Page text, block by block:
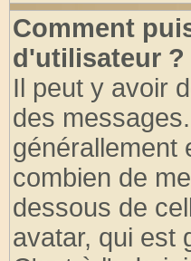
Comment
d'utilisateur ?
Il peut y avoir
des
générallement
combien de
dessous de
avatar, qui est